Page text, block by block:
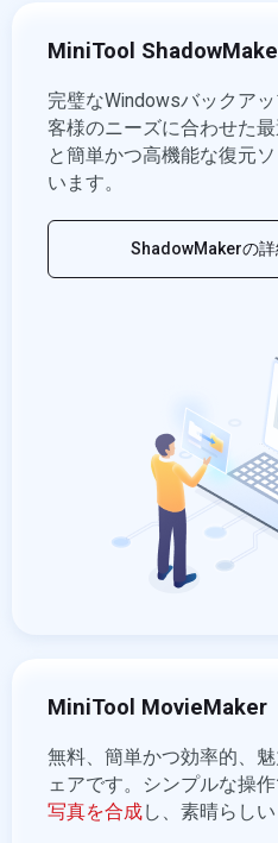
MiniTool
完璧なWindowsバックア
客様のニーズに合わせた
と簡単かつ高機能な復元
います。
ShadowMakerの
MiniTool MovieMaker
無料、簡単かつ効率的、
ェアです。シンプルな操
写真を合成し、素晴らし